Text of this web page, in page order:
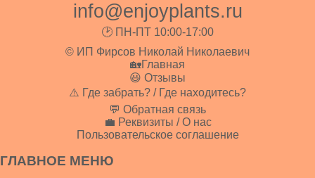
info@enjoyplants.ru
🕑 ПН-ПТ 10:00-17:00
© ИП Фирсов Николай Николаевич
🏡Главная
😃 Отзывы
⚠️ Где забрать? / Где находитесь?
💬 Обратная связь
💼 Реквизиты / О нас
Пользовательское соглашение
ГЛАВНОЕ МЕНЮ